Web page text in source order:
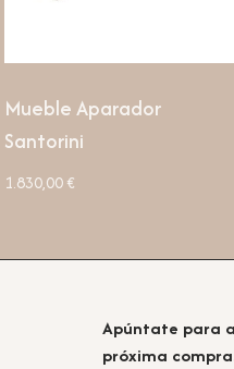
Mueble Aparador
Santorini
1.830,00€
Apúntate para
próxima